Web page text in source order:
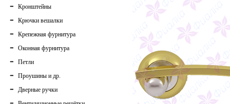
Кронштейны
Крючки вешалки
Крепежная фурнитура
Оконная фурнитура
Петли
Проушины и др.
Дверные ручки